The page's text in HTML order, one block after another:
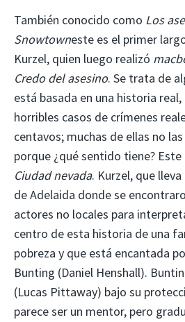
También conocido como Los
Snowtowneste es el primer
Kurzel, quien luego realizó
Credo del asesino. Se trata de
está basada en una historia
horribles casos de crímenes
centavos; muchas de ellas no
porque ¿qué sentido tiene? Este
Ciudad nevada. Kurzel, que
de Adelaida donde se
actores no locales para
centro de esta historia de una
pobreza y que está encantada
Bunting (Daniel Henshall).
(Lucas Pittaway) bajo su
parece ser un mentor, pero